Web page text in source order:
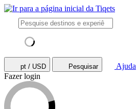
pt / USD Pesquisar
Ajuda
Fazer login